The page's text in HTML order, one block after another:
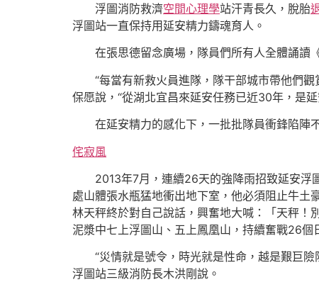
浮圖消防救濟空間心理學站汗青長久，脫胎
浮圖站一直保持用延安精力鑄魂育人。
在張思德留念廣場，隊員們所有人全體誦
“每當有新救火員進隊，隊干部城市帶他們
保愿說，“從湖北宜昌來延安任務已近30年，是
在延安精力的感化下，一批批隊員衝鋒陷陣
侘寂風
2013年7月，連續26天的強降雨招致延安浮
處山體張水瓶猛地衝出地下室，他必須阻止牛土
林天秤終於對自己說話，興奮地大喊：「天秤！
泥漿中七上浮圖山、五上鳳凰山，持續奮戰26
“災情就是號令，時光就是性命，越是艱巨險
浮圖站三級消防長木洪剛說。